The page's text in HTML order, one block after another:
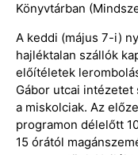
Könyvtárban
A keddi (május 7-i)
hajléktalan szállók
előítéletek
Gábor utcai
a miskolciak. Az
programon délelőtt
15 órától